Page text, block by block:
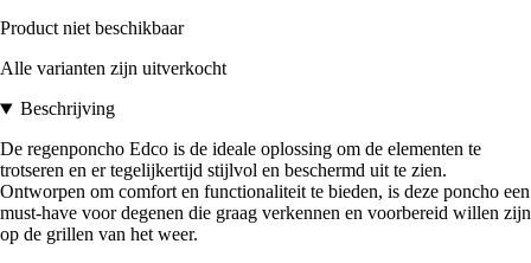
Product niet beschikbaar
Alle varianten zijn uitverkocht
Beschrijving
De regenponcho Edco is de ideale oplossing om de elementen te
trotseren en er tegelijkertijd stijlvol en beschermd uit te zien.
Ontworpen om comfort en functionaliteit te bieden, is deze poncho een
must-have voor degenen die graag verkennen en voorbereid willen zijn
op de grillen van het weer.